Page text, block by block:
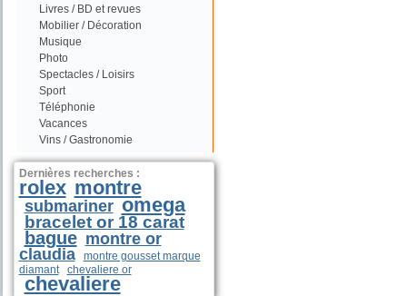
Livres / BD et revues
Mobilier / Décoration
Musique
Photo
Spectacles / Loisirs
Sport
Téléphonie
Vacances
Vins / Gastronomie
Dernières recherches :
rolex montre
submariner omega
bracelet or 18 carat
bague montre or
claudia
montre gousset marque
diamant
chevaliere or
chevaliere